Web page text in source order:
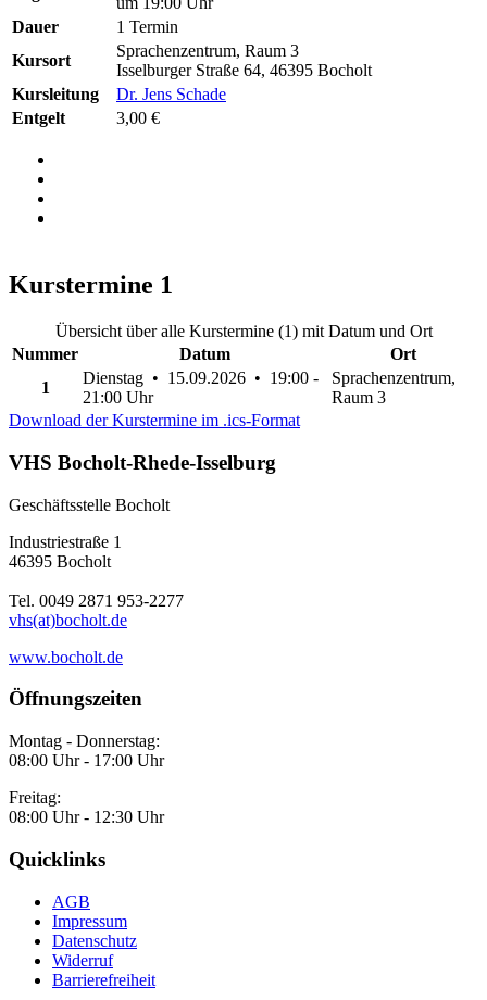
Dauer
1 Termin
Kursort
Sprachenzentrum, Raum 3
Isselburger Straße 64, 46395 Bocholt
Kursleitung
Dr. Jens Schade
Entgelt
3,00 €
Kurstermine 1
Übersicht über alle Kurstermine (1) mit Datum und Ort
Nummer
Datum
Ort
1
Dienstag • 15.09.2026 • 19:00 -
21:00 Uhr
Sprachenzentrum,
Raum 3
Download der Kurstermine im .ics-Format
VHS Bocholt-Rhede-Isselburg
Geschäftsstelle Bocholt
Industriestraße 1
46395 Bocholt
Tel. 0049 2871 953-2277
vhs(at)bocholt.de
www.bocholt.de
Öffnungszeiten
Montag - Donnerstag:
08:00 Uhr - 17:00 Uhr
Freitag:
08:00 Uhr - 12:30 Uhr
Quicklinks
AGB
Impressum
Datenschutz
Widerruf
Barrierefreiheit